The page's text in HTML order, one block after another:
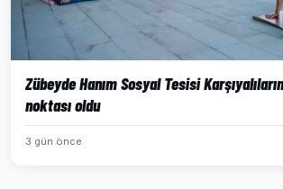
Zübeyde Hanım Sosyal Tesisi
noktası oldu
3 gün önce